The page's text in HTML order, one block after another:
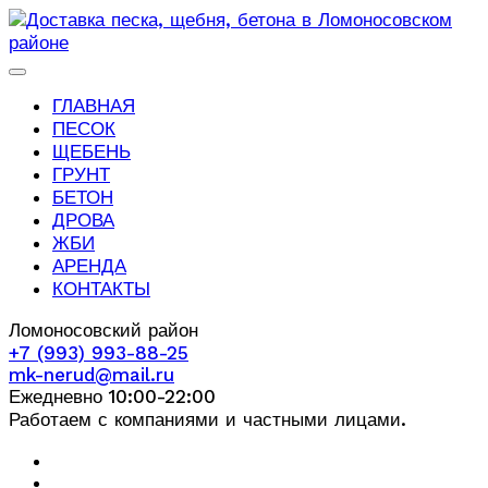
ГЛАВНАЯ
ПЕСОК
ЩЕБЕНЬ
ГРУНТ
БЕТОН
ДРОВА
ЖБИ
АРЕНДА
КОНТАКТЫ
Ломоносовский район
+7 (993) 993-88-25
mk-nerud@mail.ru
Ежедневно 10:00-22:00
Работаем с компаниями и частными лицами.